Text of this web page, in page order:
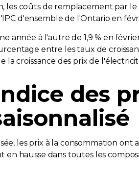
les coûts de remplacement par
d'ensemble de l'Ontario en
année à l'autre de 1,9 % en
entre les taux de
la croissance des prix de
des
les prix à la consommation ont
en hausse dans toutes les